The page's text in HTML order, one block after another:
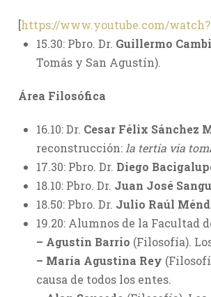
[https://www.youtube.com/
15.30: Pbro. Dr. Guillermo
Tomás y San Agustín).
Área Filosófica
16.10: Dr. Cesar Félix Sánchez
reconstrucción: la tertia via
17.30: Pbro. Dr. Diego
18.10: Pbro. Dr. Juan José
18.50: Pbro. Dr. Julio Raúl
19.20: Alumnos de la Facultad
– Agustín Barrio (Filosofía).
– María Agustina Rey
causa de todos los entes.